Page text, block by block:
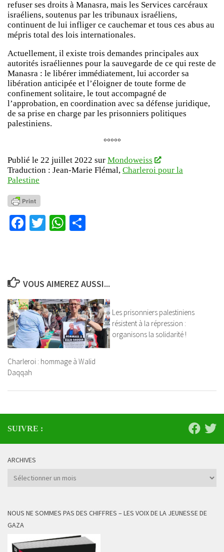
refuser ses droits à Manasra, mais les Services carcéraux
israéliens, soutenus par les tribunaux israéliens,
continuent de lui infliger ce cauchemar et tous ces abus au
mépris total des lois internationales.
Actuellement, il existe trois demandes principales aux
autorités israéliennes pour la sauvegarde de ce qui reste de
Manasra : le libérer immédiatement, lui accorder sa
libération anticipée et l’éloigner de toute forme de
confinement solitaire, le tout accompagné de
l’approbation, en coordination avec sa défense juridique,
de sa prise en charge par les prisonniers politiques
palestiniens.
°°°°°
Publié le 22 juillet 2022 sur Mondoweiss
Traduction : Jean-Marie Flémal, Charleroi pour la
Palestine
Facebook
TwitterWhatsApp
VOUS AIMEREZ AUSSI...
Charleroi : hommage à Walid
Daqqah
Les prisonniers palestiniens
résistent à la répression :
organisons la solidarité !
SUIVRE :
ARCHIVES
Archives
NOUS NE SOMMES PAS DES CHIFFRES – LES VOIX DE LA JEUNESSE DE
GAZA